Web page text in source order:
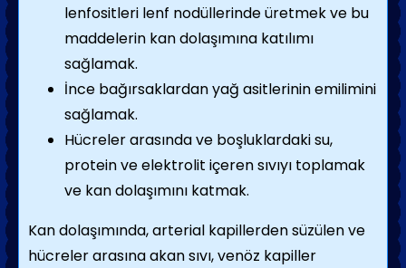
lenfositleri lenf nodüllerinde üretmek ve bu
maddelerin kan dolaşımına katılımı
sağlamak.
İnce bağırsaklardan yağ asitlerinin emilimini
sağlamak.
Hücreler arasında ve boşluklardaki su,
protein ve elektrolit içeren sıvıyı toplamak
ve kan dolaşımını katmak.
Kan dolaşımında, arterial kapillerden süzülen ve
hücreler arasına akan sıvı, venöz kapiller